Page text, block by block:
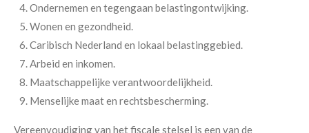
Ondernemen en tegengaan belastingontwijking.
Wonen en gezondheid.
Caribisch Nederland en lokaal belastinggebied.
Arbeid en inkomen.
Maatschappelijke verantwoordelijkheid.
Menselijke maat en rechtsbescherming.
Vereenvoudiging van het fiscale stelsel is een van de